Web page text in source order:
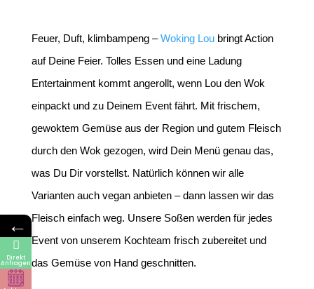
Feuer, Duft, klimbampeng –Woking Loubringt Action
auf Deine Feier. Tolles Essen und eine Ladung
Entertainment kommt angerollt, wenn Lou den Wok
einpackt und zu Deinem Event fährt. Mit frischem,
gewoktem Gemüse aus der Region und gutem Fleisch
durch den Wok gezogen, wird Dein Menü genau das,
was Du Dir vorstellst. Natürlich können wir alle
Varianten auch vegan anbieten – dann lassen wir das
Fleisch einfach weg. Unsere Soßen werden für jedes
Event von unserem Kochteam frisch zubereitet und
das Gemüse von Hand geschnitten.
←
Direkt
Anfragen